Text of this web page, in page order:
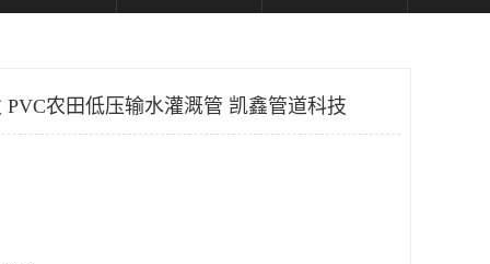
PVC农田低压输水灌溉管 凯鑫管道科技